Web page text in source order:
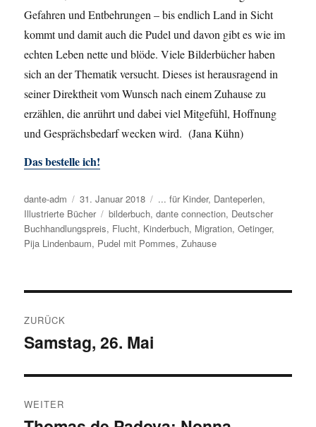
Gefahren und Entbehrungen – bis endlich Land in Sicht
kommt und damit auch die Pudel und davon gibt es wie im
echten Leben nette und blöde. Viele Bilderbücher haben
sich an der Thematik versucht. Dieses ist herausragend in
seiner Direktheit vom Wunsch nach einem Zuhause zu
erzählen, die anrührt und dabei viel Mitgefühl, Hoffnung
und Gesprächsbedarf wecken wird. (Jana Kühn)
Das bestelle ich!
Autor
dante-adm
Veröffentlicht
am
31. Januar 2018 Kategorien
... für Kinder, Danteperlen,
Illustrierte Bücher
Schlagwörter
bilderbuch,dante connection, Deutscher
Buchhandlungspreis, Flucht, Kinderbuch, Migration,Oetinger,
Pija Lindenbaum, Pudel mit Pommes,Zuhause
ZURÜCK
Vorheriger
Samstag, 26. Mai
WEITER